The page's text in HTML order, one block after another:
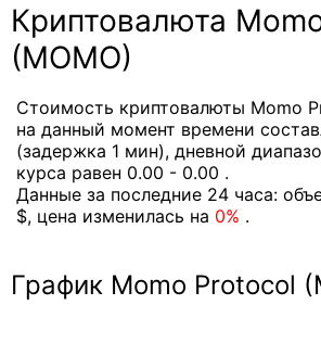
Криптовалюта
(MOMO)
Стоимость криптовалюты Momo
на данный момент времени
(задержка 1 мин), дневной
курса равен 0.00 - 0.00 .
Данные за последние 24 часа:
$, цена изменилась на 0% .
График Momo Protocol